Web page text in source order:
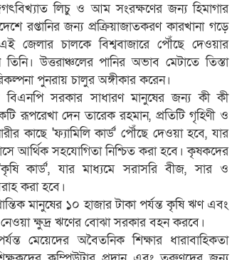
লিচু ও আম সংরক্ষণের জন্য হিমাগার
রপ্তানির জন্য প্রক্রিয়াজাতকরণ কারখানা গড়ে
জেলার চালকে বিশ্ববাজারে পৌঁছে দেওয়ার
তিনি। উত্তরাঞ্চলের পানির অভাব মেটাতে তিস্তা
পুনরায় চালুর অঙ্গীকার করেন।
বিএনপি সরকার সাধারণ মানুষের জন্য কী কী
রূপরেখা দেন তারেক রহমান, প্রতিটি গৃহিণী ও
কাছে 'ফ্যামিলি কার্ড' পৌঁছে দেওয়া হবে, যার
আর্থিক সহযোগিতা নিশ্চিত করা হবে। কৃষকদের
কার্ড', যার মাধ্যমে সরাসরি বীজ, সার ও
করা হবে।
মানুষের ১০ হাজার টাকা পর্যন্ত কৃষি ঋণ এবং
ক্ষুদ্র ঋণের বোঝা সরকার বহন করবে।
মেয়েদের অবৈতনিক শিক্ষার ধারাবাহিকতা